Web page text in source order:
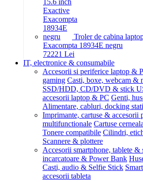
Troler de cabina
Exacompta 18934E negru
72221 Lei
IT, electronice & consumabile
Accesorii si periferice laptop &
gaming Casti, boxe, webcam &
SSD/HDD, CD/DVD & stick
accesorii laptop & PC Genti,
Alimentare, cabluri, docking
Imprimante, cartuse & accesorii
multifunctionale Cartuse cerneala
Tonere compatibile Cilindri,
Scannere & plottere
Accesorii smartphone, tablete &
incarcatoare & Power Bank
Casti, audio & Selfie Stick
accesorii tableta